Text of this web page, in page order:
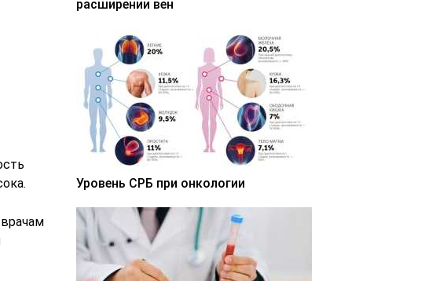
расширении вен
Уровень СРБ при онкологии